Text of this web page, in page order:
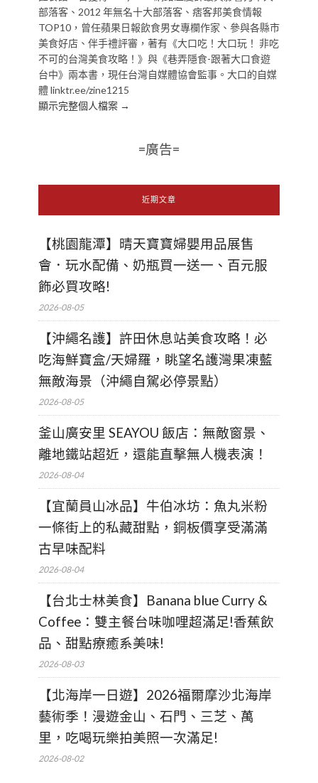
部落客、2012 年無名十大部落客、痞客邦美食情報
TOP10，曾任蘋果日報飲食男女專欄作家、參與各縣市
美食好店、伴手禮評審，著有《大口吃！大口玩！ 非吃
不可的台灣美食攻略！》與《巷弄隱食-跟著大口食遊
台中》兩本書，現任台灣自媒體協會監事。大口的自媒
體 linktr.ee/zine1215
顯示完整個人檔案 →
=廣告=
近期文章
【桃園龍潭】晴天寶寶婦嬰用品展售
會．玩水配備、奶瓶買一送一、百元服
飾必買攻略!
2026-08-05
【沖繩名護】許田休息站美食攻略！必
吃海鮮寶盒/天婦羅，眺望名護灣果凍藍
無敵海景（沖繩自駕必停景點）
2026-08-05
釜山廣安里 SEAYOU 飯店：無敵窗景、
離地鐵站超近，還能直擊無人機表演！
2026-08-04
【宜蘭員山冰品】牛伯冰坊：魚丸米粉
一條街上的私藏甜點，銅板價享受滿滿
古早味配料
2026-08-04
【台北士林美食】Banana blue Curry &
Coffee：雙主餐台味咖哩超滿足!香蕉飲
品、甜點療癒系美味!
2026-08-03
【北海岸一日遊】2026福爾摩沙北海岸
藝術季！漫遊金山、石門、三芝、萬
里，吃喝玩樂拍美照一次滿足!
2026-08-02